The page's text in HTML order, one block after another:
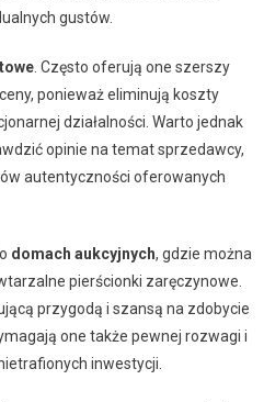
gustów.
. Często oferują one szerszy
ponieważ eliminują koszty
działalności. Warto jednak
opinie na temat sprzedawcy,
autentyczności oferowanych
domach aukcyjnych, gdzie można
pierścionki zaręczynowe.
przygodą i szansą na zdobycie
one także pewnej rozwagi i
inwestycji.